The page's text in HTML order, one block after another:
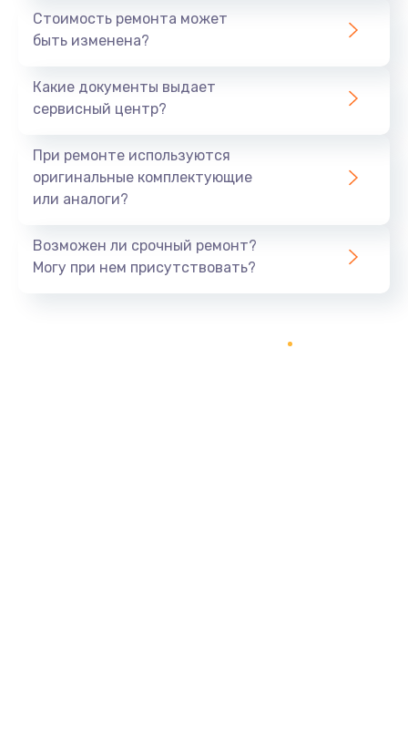
Стоимость ремонта может
быть изменена?
Какие документы выдает
сервисный центр?
При ремонте используются
оригинальные комплектующие
или аналоги?
Возможен ли срочный ремонт?
Могу при нем присутствовать?